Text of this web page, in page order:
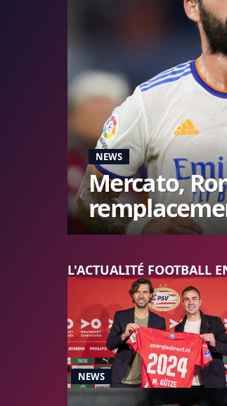
NEWS
Mercato,
L'ACTUALITÉ FOOTBALL
NEWS